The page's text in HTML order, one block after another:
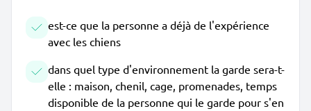
est-ce que la personne a déjà de l'expérience
avec les chiens
dans quel type d'environnement la garde sera-t-
elle : maison, chenil, cage, promenades, temps
disponible de la personne qui le garde pour s'en